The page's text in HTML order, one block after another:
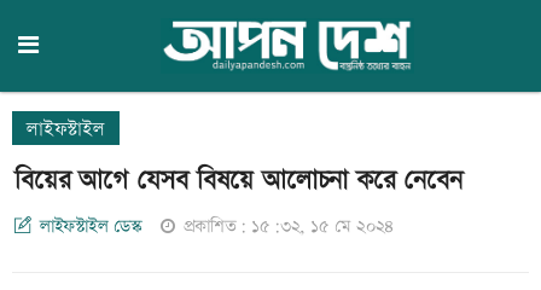
লাইফস্টাইল
বিয়ের আগে যেসব বিষয়ে আলোচনা করে নেবেন
লাইফস্টাইল ডেস্ক প্রকাশিত: ১৫:৩২, ১৫ মে ২০২৪